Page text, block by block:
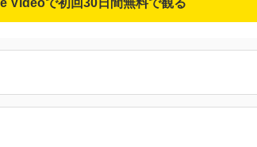
Videoで初回30日間無料で観る